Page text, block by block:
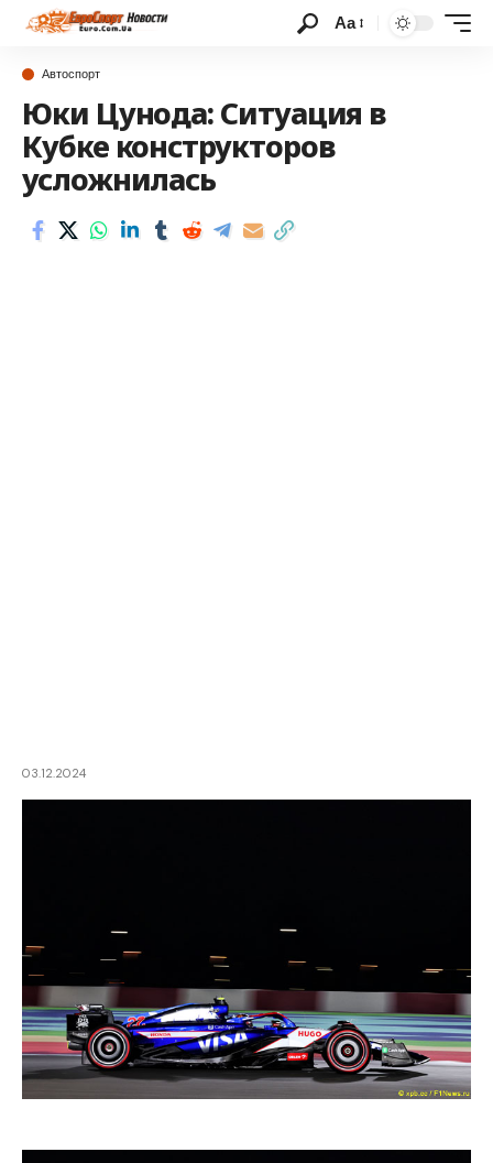
Аа
Автоспорт
Юки Цунода: Ситуация в
Кубке конструкторов
усложнилась
03.12.2024